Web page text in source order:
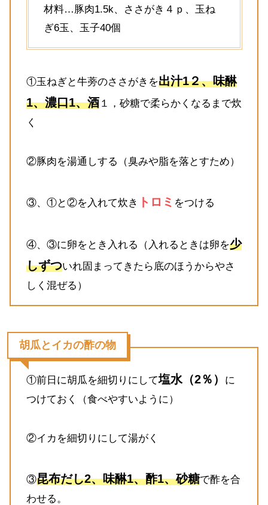
材料…豚肉1.5k、ささがき４ｐ、玉ね
ぎ6玉、玉子40個
①玉ねぎと牛蒡のささがきを出汁1２、味醂
1、濃口1、酒１，砂糖で柔らかくなるまで炊
く
②豚肉を湯通しする（臭みや脂を落とすため）
③、①と②を入れて炊き トロミ をつける
④、③に卵をとき入れる（入れるときは卵を少
しずついれ固まってきたら底のほうからやさ
しく混ぜる）
胡瓜とイカの酢の物
①前日に胡瓜を細切りにして塩水（2％）
に
つけておく（食べやすいように）
②イカを細切りにして湯がく
③昆布だし2、味醂1、酢1、砂糖で酢を合
わせる。